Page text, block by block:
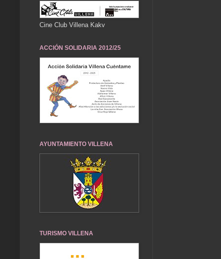
Cine Club Villena Kakv
ACCIÓN SOLIDARIA 2012/25
AYUNTAMIENTO VILLENA
TURISMO VILLENA